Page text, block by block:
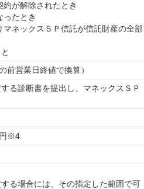
が解除されたとき
たとき
ネックスＳＰ信託が信託財産の全部
前営業日終値で換算）
る診断書を提出し、マネックスＳＰ
円※4
る場合には、その指定した範囲で可